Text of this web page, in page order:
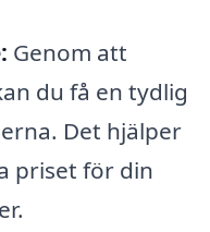
Genom att
du få en tydlig
Det hjälper
priset för din